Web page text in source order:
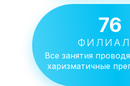
Все занятия
харизматичные
76